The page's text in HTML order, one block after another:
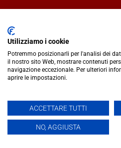
C.F.
Chi
Privacy &
IlCaffèQuotidiano.online è una
presso il Tribunale di
Realizzato da
Utilizziamo i cookie
Potremmo posizionarli per l'analisi dei
il nostro sito Web, mostrare contenuti
navigazione eccezionale. Per ulteriori
aprire le impostazioni.
ACCETTARE TUTTI
NO, AGGIUSTA